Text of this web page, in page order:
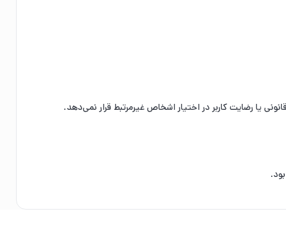
یا رضایت کاربر در اختیار اشخاص غیرمرتبط قرار نمی‌دهد.